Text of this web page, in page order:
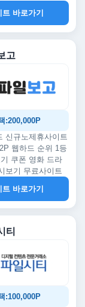
트 바로가기
고
:200,000P
신규노제휴사이트
웹하드 순위 1등
쿠폰 영화 드라
보기 무료사이트
트 바로가기
티
:100,000P